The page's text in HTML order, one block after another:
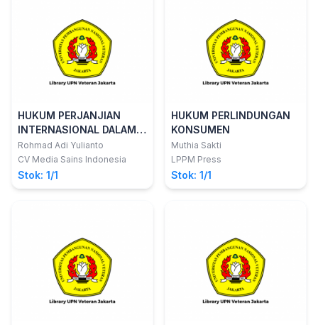
HUKUM PERJANJIAN
INTERNASIONAL DALAM
ISLAM
Rohmad Adi Yulianto
CV Media Sains Indonesia
Stok: 1/1
HUKUM PERLINDUNGAN
KONSUMEN
Muthia Sakti
LPPM Press
Stok: 1/1